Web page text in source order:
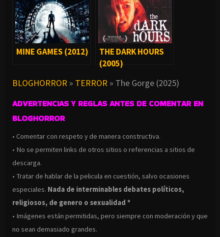
MINE GAMES (2012)
THE DARK HOURS
(2005)
BLOGHORROR » TERROR » The Gorge (2025)
ADVERTENCIAS Y REGLAS ANTES DE COMENTAR EN
BLOGHORROR
• Comentar con respeto y de manera constructiva.
• No se permiten links de otros sitios o referencias a sitios de
descarga.
• Tratar de hablar de la pelicula en cuestión, salvo ocasiones
especiales. Nada de interminables debates políticos,
religiosos, de genero o sexualidad *
• Imágenes están permitidas, pero siempre con moderación y que
no sean demasiado grandes.